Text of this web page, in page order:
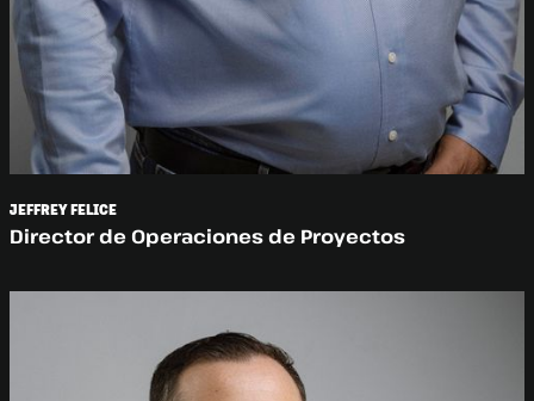
JEFFREY FELICE
Director de Operaciones de Proyectos